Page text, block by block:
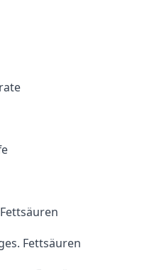
Fettsäuren